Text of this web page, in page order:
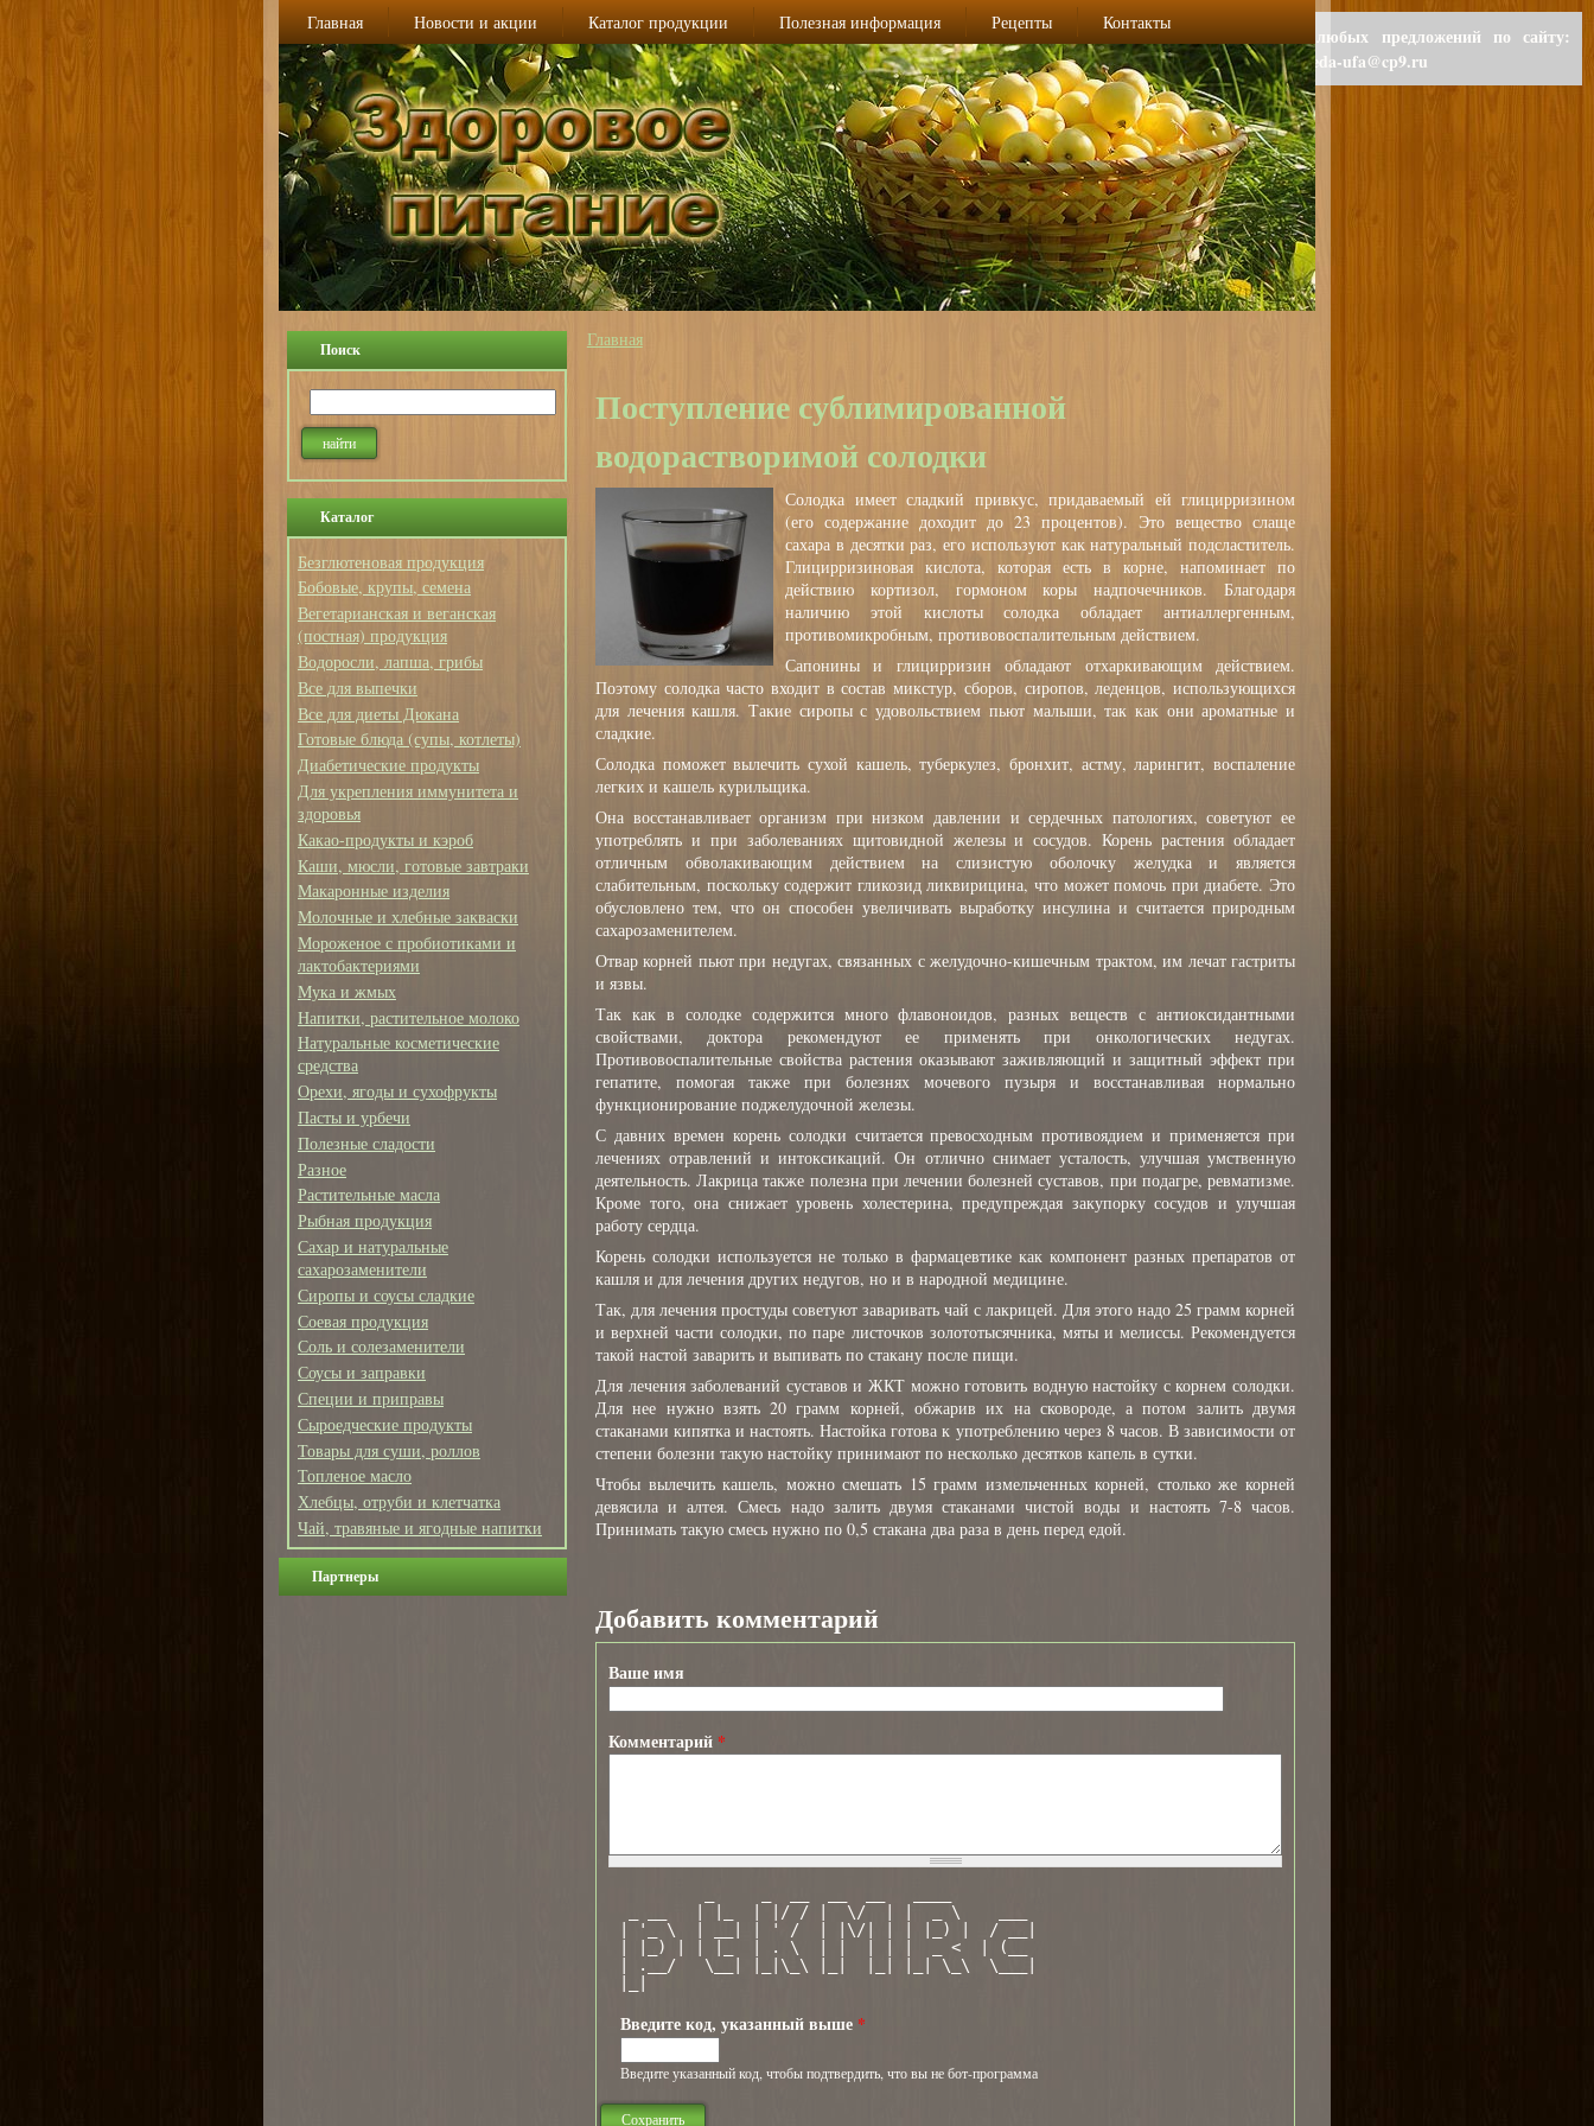
Главная Новости и акции Каталог продукции Полезная информация Рецепты Контакты
Поиск
Каталог
Безглютеновая продукция
Бобовые, крупы, семена
Вегетарианская и веганская
(постная) продукция
Водоросли, лапша, грибы
Все для выпечки
Все для диеты Дюкана
Готовые блюда (супы, котлеты)
Диабетические продукты
Для укрепления иммунитета и
здоровья
Какао-продукты и кэроб
Каши, мюсли, готовые завтраки
Макаронные изделия
Молочные и хлебные закваски
Мороженое с пробиотиками и
лактобактериями
Мука и жмых
Напитки, растительное молоко
Натуральные косметические
средства
Орехи, ягоды и сухофрукты
Пасты и урбечи
Полезные сладости
Разное
Растительные масла
Рыбная продукция
Сахар и натуральные
сахарозаменители
Сиропы и соусы сладкие
Соевая продукция
Соль и солезаменители
Соусы и заправки
Специи и приправы
Сыроедческие продукты
Товары для суши, роллов
Топленое масло
Хлебцы, отруби и клетчатка
Чай, травяные и ягодные напитки
Партнеры
Вы здесь
Главная
Поступление сублимированной
водорастворимой солодки
Солодка имеет сладкий привкус, придаваемый ей глицирризином
(его содержание доходит до 23 процентов). Это вещество слаще
сахара в десятки раз, его используют как натуральный подсластитель.
Глицирризиновая кислота, которая есть в корне, напоминает по
действию кортизол, гормоном коры надпочечников. Благодаря
наличию этой кислоты солодка обладает антиаллергенным,
противомикробным, противовоспалительным действием.
Сапонины и глицирризин обладают отхаркивающим действием.
Поэтому солодка часто входит в состав микстур, сборов, сиропов, леденцов, использующихся
для лечения кашля. Такие сиропы с удовольствием пьют малыши, так как они ароматные и
сладкие.
Солодка поможет вылечить сухой кашель, туберкулез, бронхит, астму, ларингит, воспаление
легких и кашель курильщика.
Она восстанавливает организм при низком давлении и сердечных патологиях, советуют ее
употреблять и при заболеваниях щитовидной железы и сосудов. Корень растения обладает
отличным обволакивающим действием на слизистую оболочку желудка и является
слабительным, поскольку содержит гликозид ликвирицина, что может помочь при диабете. Это
обусловлено тем, что он способен увеличивать выработку инсулина и считается природным
сахарозаменителем.
Отвар корней пьют при недугах, связанных с желудочно-кишечным трактом, им лечат гастриты
и язвы.
Так как в солодке содержится много флавоноидов, разных веществ с антиоксидантными
свойствами, доктора рекомендуют ее применять при онкологических недугах.
Противовоспалительные свойства растения оказывают заживляющий и защитный эффект при
гепатите, помогая также при болезнях мочевого пузыря и восстанавливая нормально
функционирование поджелудочной железы.
С давних времен корень солодки считается превосходным противоядием и применяется при
лечениях отравлений и интоксикаций. Он отлично снимает усталость, улучшая умственную
деятельность. Лакрица также полезна при лечении болезней суставов, при подагре, ревматизме.
Кроме того, она снижает уровень холестерина, предупреждая закупорку сосудов и улучшая
работу сердца.
Корень солодки используется не только в фармацевтике как компонент разных препаратов от
кашля и для лечения других недугов, но и в народной медицине.
Так, для лечения простуды советуют заваривать чай с лакрицей. Для этого надо 25 грамм корней
и верхней части солодки, по паре листочков золототысячника, мяты и мелиссы. Рекомендуется
такой настой заварить и выпивать по стакану после пищи.
Для лечения заболеваний суставов и ЖКТ можно готовить водную настойку с корнем солодки.
Для нее нужно взять 20 грамм корней, обжарив их на сковороде, а потом залить двумя
стаканами кипятка и настоять. Настойка готова к употреблению через 8 часов. В зависимости от
степени болезни такую настойку принимают по несколько десятков капель в сутки.
Чтобы вылечить кашель, можно смешать 15 грамм измельченных корней, столько же корней
девясила и алтея. Смесь надо залить двумя стаканами чистой воды и настоять 7-8 часов.
Принимать такую смесь нужно по 0,5 стакана два раза в день перед едой.
Добавить комментарий
Ваше имя
Комментарий *
  _ __   | |_  | |/ / |  \/  | |  _ \    ___
| '_ \  | __| | ' /  | |\/| | | |_) |  / __|
| |_) | | |_  | . \  | |  | | |  _ <  | (__
| .__/   \__| |_|\_\ |_|  |_| |_| \_\  \___|
Введите код, указанный выше *
Введите указанный код, чтобы подтвердить, что вы не бот-программа
Для любых предложений по сайту:
polzaeda-ufa@cp9.ru